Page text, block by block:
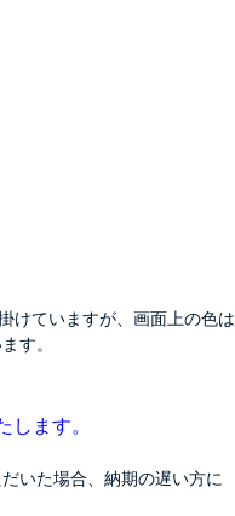
けていますが、画面上の色は
す。
ます。
いた場合、納期の遅い方に